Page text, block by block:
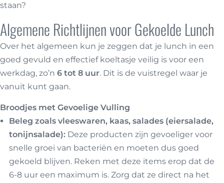
staan?
Algemene Richtlijnen voor Gekoelde Lunch
Over het algemeen kun je zeggen dat je lunch in een
goed gevuld en effectief koeltasje veilig is voor een
werkdag, zo’n 6 tot 8 uur. Dit is de vuistregel waar je
vanuit kunt gaan.
Broodjes met Gevoelige Vulling
Beleg zoals vleeswaren, kaas, salades (eiersalade,
tonijnsalade): Deze producten zijn gevoeliger voor
snelle groei van bacteriën en moeten dus goed
gekoeld blijven. Reken met deze items erop dat de
6-8 uur een maximum is. Zorg dat ze direct na het